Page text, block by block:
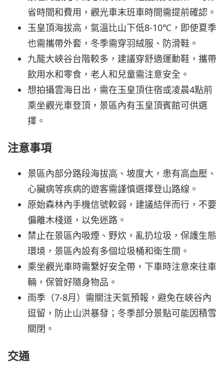
省時間和費用，觀光車末班車時間需提前確認。
玉皇頂海拔高，氣溫比山下低8-10℃，即使夏季
也需攜帶外套，冬季需穿羽絨服、防滑鞋。
九龍大峽谷台階較多，建議穿舒適運動鞋，攜帶
飲用水和零食，老人和兒童需注意安全。
想拍攝雲海日出，需在玉皇頂住宿或凌晨4點前
乘坐觀光車登頂，景區內有玉皇頂賓館可供選
擇。
注意事項
景區內部分路段海拔高、坡度大，患有高血壓、
心臟病等疾病的遊客需謹慎選擇登山路線。
原始森林內手機信號較弱，建議結伴而行，不要
偏離木棧道，以免迷路。
禁止在景區內吸煙、野炊，亂扔垃圾，保護生態
環境，景區內設有多個垃圾桶和衛生間。
乘坐觀光車時需繫好安全帶，下車時注意來往車
輛，保管好隨身物品。
雨季（7-8月）需關注天氣預報，避免在峽谷內
逗留，防止山洪暴發；冬季部分景點可能因積雪
關閉。
交通